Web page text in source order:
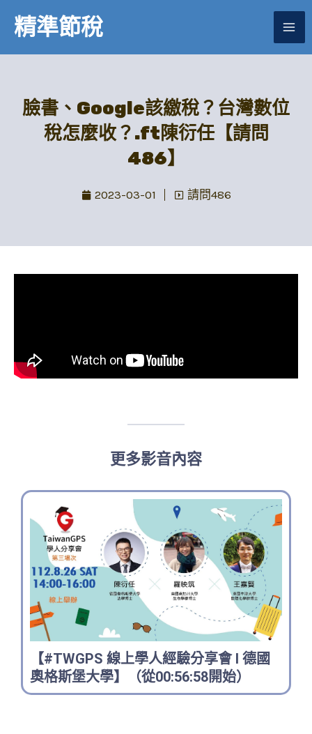
精準節稅
臉書、Google該繳稅？台灣數位
稅怎麼收？.ft陳衍任【請問
486】
2023-03-01 請問486
更多影音內容
【#TWGPS 線上學人經驗分享會 I 德國
奧格斯堡大學】（從00:56:58開始）